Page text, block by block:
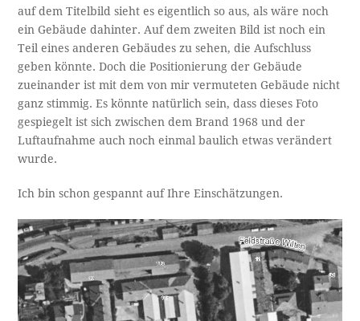
auf dem Titelbild sieht es eigentlich so aus, als wäre noch
ein Gebäude dahinter. Auf dem zweiten Bild ist noch ein
Teil eines anderen Gebäudes zu sehen, die Aufschluss
geben könnte. Doch die Positionierung der Gebäude
zueinander ist mit dem von mir vermuteten Gebäude nicht
ganz stimmig. Es könnte natürlich sein, dass dieses Foto
gespiegelt ist sich zwischen dem Brand 1968 und der
Luftaufnahme auch noch einmal baulich etwas verändert
wurde.
Ich bin schon gespannt auf Ihre Einschätzungen.